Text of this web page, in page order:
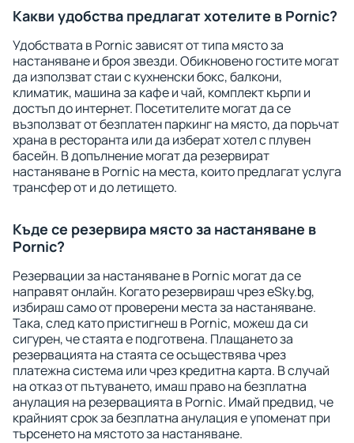
Какви удобства предлагат хотелите в Pornic?
Удобствата в Pornic зависят от типа място за
настаняване и броя звезди. Обикновено гостите могат
да използват стаи с кухненски бокс, балкони,
климатик, машина за кафе и чай, комплект кърпи и
достъп до интернет. Посетителите могат да се
възползват от безплатен паркинг на място, да поръчат
храна в ресторанта или да изберат хотел с плувен
басейн. В допълнение могат да резервират
настаняване в Pornic на места, които предлагат услуга
трансфер от и до летището.
Къде се резервира място за настаняване в
Pornic?
Резервации за настаняване в Pornic могат да се
направят онлайн. Когато резервираш чрез eSky.bg,
избираш само от проверени места за настаняване.
Така, след като пристигнеш в Pornic, можеш да си
сигурен, че стаята е подготвена. Плащането за
резервацията на стаята се осъществява чрез
платежна система или чрез кредитна карта. В случай
на отказ от пътуването, имаш право на безплатна
анулация на резервацията в Pornic. Имай предвид, че
крайният срок за безплатна анулация е упоменат при
търсенето на мястото за настаняване.